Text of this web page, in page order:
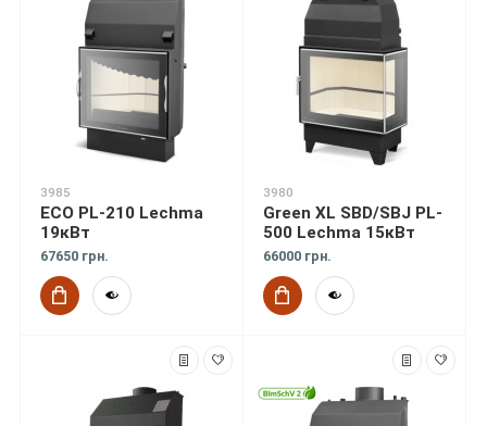
3985
ECO PL-210 Lechma
19кВт
67650 грн.
3980
Green XL SBD/SBJ PL-
500 Lechma 15кВт
66000 грн.